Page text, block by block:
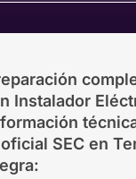
Instalador
SEC en